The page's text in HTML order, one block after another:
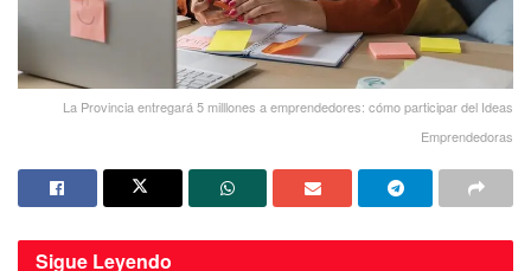
La Provincia entregará 5 milllones a emprendedores: cómo participar del Ideas
Emprendedoras
Sigue Leyendo